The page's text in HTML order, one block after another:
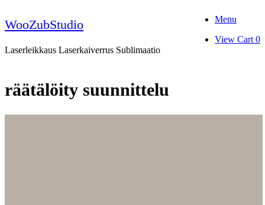
to
content
WooZubStudio
Laserleikkaus Laserkaiverrus Sublimaatio
Menu
View
View Cart 0
räätälöity suunnittelu